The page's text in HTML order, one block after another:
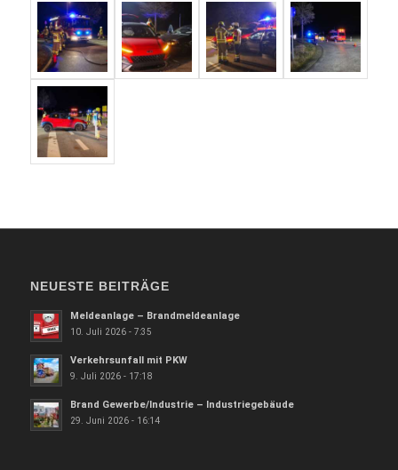
NEUESTE BEITRÄGE
Meldeanlage – Brandmeldeanlage
10. Juli 2026 - 7:35
Verkehrsunfall mit PKW
9. Juli 2026 - 17:18
Brand Gewerbe/Industrie – Industriegebäude
29. Juni 2026 - 16:14